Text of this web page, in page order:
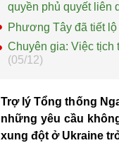
quyền phủ quyết liên
Phương Tây đã tiết
Chuyên gia: Việc tịch
(05/12)
Trợ lý Tổng thống
những yêu cầu
xung đột ở Ukraine